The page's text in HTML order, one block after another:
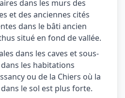
dans les murs des
et des anciennes cités
dans le bâti ancien
situé en fond de vallée.
dans les caves et sous-
les habitations
ou de la Chiers où la
le sol est plus forte.